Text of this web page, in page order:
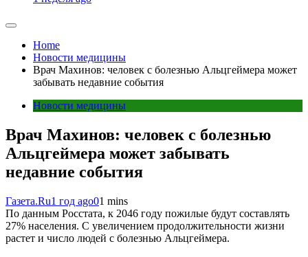
Home
Новости медицины
Врач Махинов: человек с болезнью Альцгеймера может
забывать недавние события
Новости медицины
Врач Махинов: человек с болезнью
Альцгеймера может забывать
недавние события
Газета.Ru1 год ago01 mins
По данным Росстата, к 2046 году пожилые будут составлять
27% населения. С увеличением продолжительности жизни
растет и число людей с болезнью Альцгеймера.